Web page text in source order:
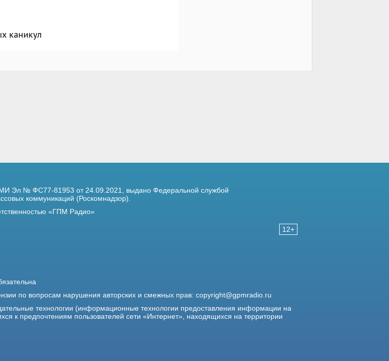
каникул
12+
Эл № ФС77-81953 от 24.09.2021, выдано Федеральной службой
коммуникаций (Роскомнадзор).
«ГПМ Радио»
по вопросам нарушения авторских и смежных прав: copyright@gpmradio.ru
технологии (информационные технологии предоставления информации на
к предпочтениям пользователей сети «Интернет», находящихся на территории